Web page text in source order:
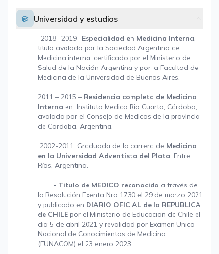
Universidad y estudios
-2018- 2019- Especialidad en Medicina Interna,
título avalado por la Sociedad Argentina de
Medicina interna, certificado por el Ministerio de
Salud de la Nación Argentina y por la Facultad de
Medicina de la Universidad de Buenos Aires.
2011 – 2015 – Residencia completa de Medicina
Interna en Instituto Medico Rio Cuarto, Córdoba,
avalada por el Consejo de Medicos de la provincia
de Cordoba, Argentina.
2002-2011. Graduada de la carrera de Medicina
en la Universidad Adventista del Plata, Entre
Ríos, Argentina.
- Titulo de MEDICO reconocido a través de
la Resolución Exenta Nro 1730 el 29 de marzo 2021
y publicado en DIARIO OFICIAL de la REPUBLICA
de CHILE por el Ministerio de Educacion de Chile el
dia 5 de abril 2021 y revalidad por Examen Unico
Nacional de Conocimientos de Medicina
(EUNACOM) el 23 enero 2023.